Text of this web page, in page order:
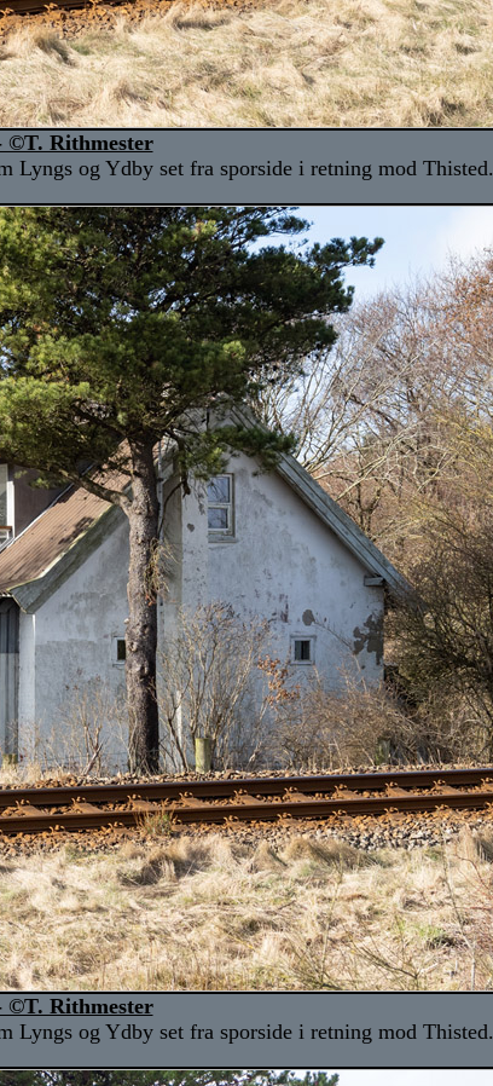
©T. Rithmester
Lyngs og Ydby set fra sporside i retning mod Thisted.
©T. Rithmester
Lyngs og Ydby set fra sporside i retning mod Thisted.